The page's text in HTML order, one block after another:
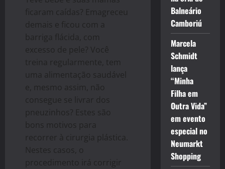
ficaram caídas? Emagreceu
demais e ficou com a
barriga flácida, com
excesso de pele? Você
treina regularmente, tem
uma alimentação saudável
e, mesmo assim, não
consegue se livrar dos
pneuzinhos? Estes são
bons motivos para
recorrer à cirurgia plástica.
Nestes casos, o
procedimento irá corrigir
Balneário
Camboriú
Marcela
Schmidt
lança
“Minha
Filha em
Outra Vida”
em evento
especial no
Neumarkt
Shopping